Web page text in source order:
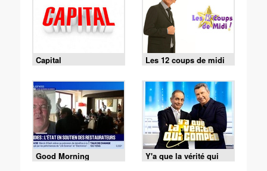
Capital Les 12 coups de midi
Good Morning
Business
Y'a que la vérité qui
compte